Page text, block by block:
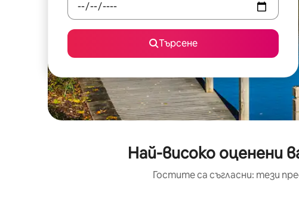
Търсене
Най-високо оценени
Гостите са съгласни: тези